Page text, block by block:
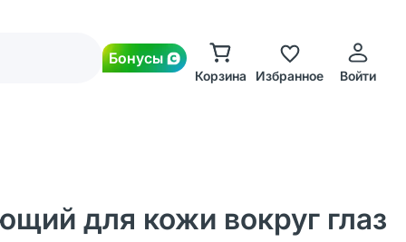
Бонусы
Корзина Избранное Войти
для кожи вокруг глаз